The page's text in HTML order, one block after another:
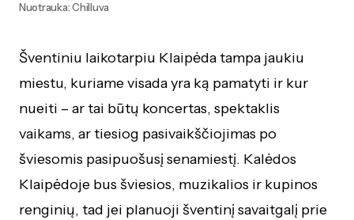
Nuotrauka: Chilluva
Šventiniu laikotarpiu Klaipėda tampa jaukiu
miestu, kuriame visada yra ką pamatyti ir kur
nueiti – ar tai būtų koncertas, spektaklis
vaikams, ar tiesiog pasivaikščiojimas po
šviesomis pasipuošusį senamiestį. Kalėdos
Klaipėdoje bus šviesios, muzikalios ir kupinos
renginių, tad jei planuoji šventinį savaitgalį prie